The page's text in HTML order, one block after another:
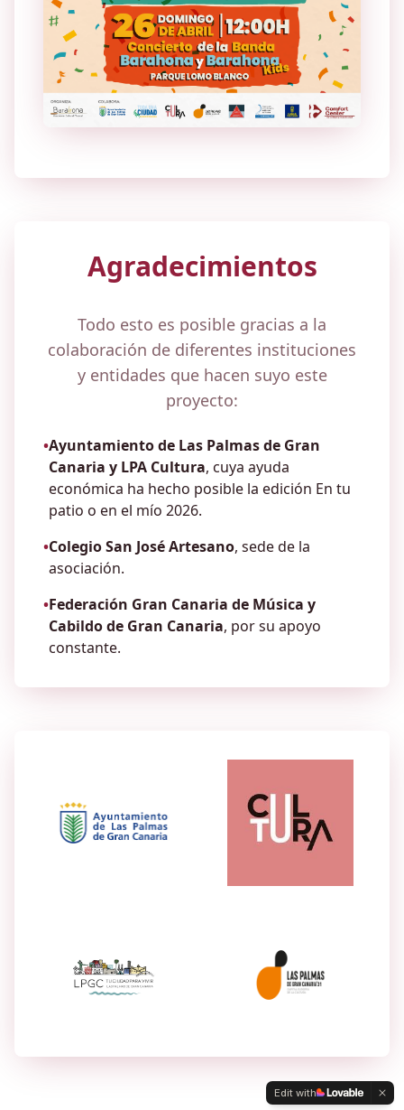
Agradecimientos
Todo esto es posible gracias a la
colaboración de diferentes instituciones
y entidades que hacen suyo este
proyecto:
•Ayuntamiento de Las Palmas de Gran
Canaria y LPA Cultura, cuya ayuda
económica ha hecho posible la edición En tu
patio o en el mío 2026.
•Colegio San José Artesano, sede de la
asociación.
•Federación Gran Canaria de Música y
Cabildo de Gran Canaria, por su apoyo
constante.
Edit with